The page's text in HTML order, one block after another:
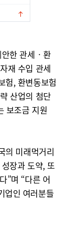
안한 관세‧환
재 수입 관세
험, 환변동보험
산업의 첨단
보조금 지원
의 미래먹거리
장과 도약, 또
”며 “다른 어
업인 여러분들